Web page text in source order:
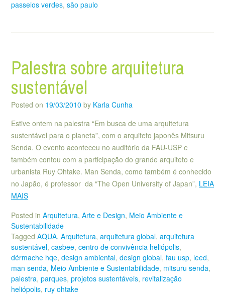
passeios verdes, são paulo
Palestra sobre arquitetura
sustentável
Posted on 19/03/2010 by Karla Cunha
Estive ontem na palestra “Em busca de uma arquitetura
sustentável para o planeta”, com o arquiteto japonês Mitsuru
Senda. O evento aconteceu no auditório da FAU-USP e
também contou com a participação do grande arquiteto e
urbanista Ruy Ohtake. Man Senda, como também é conhecido
no Japão, é professor da “The Open University of Japan”, LEIA
MAIS
Posted in Arquitetura, Arte e Design, Meio Ambiente e
Sustentabilidade
Tagged AQUA, Arquitetura, arquitetura global, arquitetura
sustentável, casbee, centro de convivência heliópolis,
dérmache hqe, design ambiental, design global, fau usp, leed,
man senda, Meio Ambiente e Sustentabilidade, mitsuru senda,
palestra, parques, projetos sustentáveis, revitalização
heliópolis, ruy ohtake